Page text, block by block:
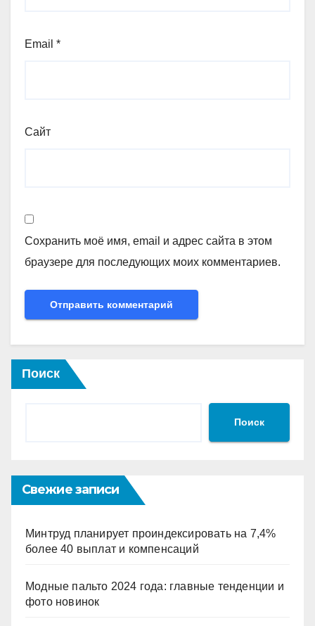
Email *
Сайт
Сохранить моё имя, email и адрес сайта в этом
браузере для последующих моих комментариев.
Поиск
Поиск
Свежие записи
Минтруд планирует проиндексировать на 7,4%
более 40 выплат и компенсаций
Модные пальто 2024 года: главные тенденции и
фото новинок